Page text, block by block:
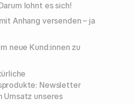
lohnt es sich!
Anhang versenden – ja
neue Kund:innen zu
Newsletter
Umsatz unseres